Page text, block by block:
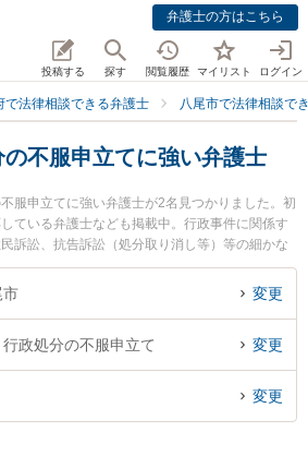
弁護士の方はこちら
投稿する 探す 閲覧履歴 マイリスト ログイン
で法律相談できる弁護士 八尾市で法律相談で
不服申立てに強い弁護士
服申立てに強い弁護士が2名見つかりました。初
ている弁護士なども掲載中。行政事件に関係す
訴訟、抗告訴訟（処分取り消し等）等の細かな
利です。特にはなぞの綜合法律事務所 八尾オフ
綜合法律事務所の河原 秀樹弁護士のプロフィール
解決の実績豊富な近くの弁護士を検索したい』
服申立てを法律相談できる八尾市内の弁護士に
の相談者さんにおすすめです。
市 変更
政処分の不服申立て 変更
変更